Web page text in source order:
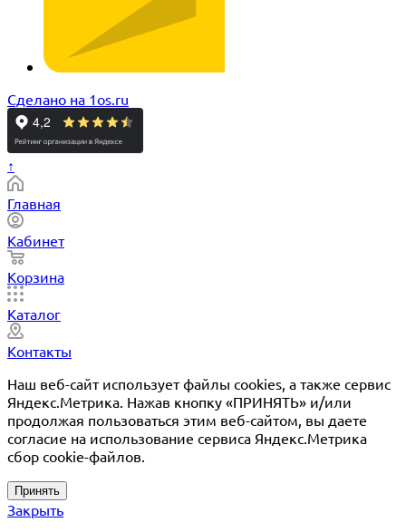
Сделано на 1os.ru
↑
Главная
Кабинет
Корзина
Каталог
Контакты
Наш веб-сайт использует файлы cookies, а также сервис
Яндекс.Метрика. Нажав кнопку «ПРИНЯТЬ» и/или
продолжая пользоваться этим веб-сайтом, вы даете
согласие на использование сервиса Яндекс.Метрика
сбор cookie-файлов.
Принять
Закрыть